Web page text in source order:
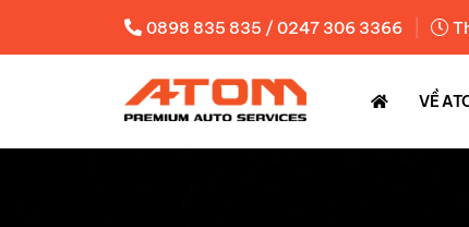
0898 835 835 / 0247 306 3366
VỀ